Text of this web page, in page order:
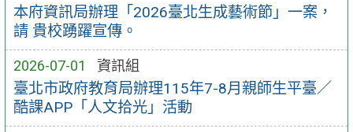
本府資訊局辦理「2026臺北生成藝術節」一案，
請 貴校踴躍宣傳。
2026-07-01 資訊組
臺北市政府教育局辦理115年7-8月親師生平臺／
酷課APP「人文拾光」活動